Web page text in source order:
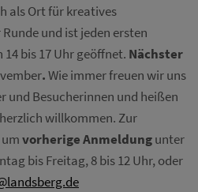
als Ort für kreatives
und ist jeden ersten
bis 17 Uhr geöffnet. Nächster
.Wie immer freuen wir uns
und Besucherinnen und heißen
willkommen. Zur
vorherige Anmeldungunter
bis Freitag, 8 bis 12 Uhr, oder